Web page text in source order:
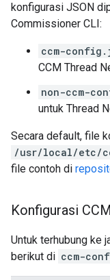
konfigurasi JSON
Commissioner CLI:
ccm-
CCM Thread
non-ccm-
untuk Thread
Secara default, file
/usr/local/etc/
file contoh di
Konfigurasi CCM
Untuk terhubung ke
berikut di ccm-